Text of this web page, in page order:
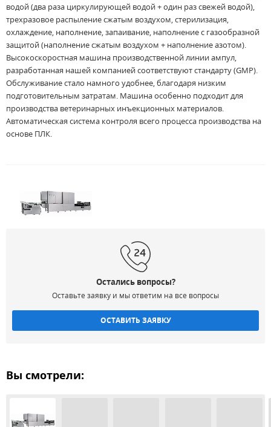
водой (два раза циркулирующей водой + один раз свежей водой),
трехразовое распыление сжатым воздухом, стерилизация,
охлаждение, наполнение, запаивание, наполнение с газообразной
защитой (наполнение сжатым воздухом + наполнение азотом).
Высокоскоростная машина производственной линии ампул,
разработанная нашей компанией соответствуют стандарту (GMP).
Обслуживание стало намного удобнее, благодаря низким
подготовительным затратам. Машина особенно подходит для
производства ветеринарных инъекционных материалов.
Автоматическая система контроля всего процесса производства на
основе ПЛК.
Остались вопросы?
Оставьте заявку и мы ответим на все вопросы
ОСТАВИТЬ ЗАЯВКУ
Вы смотрели: